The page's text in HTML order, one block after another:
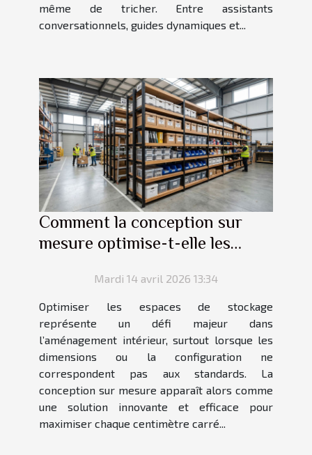
même de tricher. Entre assistants
conversationnels, guides dynamiques et...
Comment la conception sur
mesure optimise-t-elle les
Mardi 14 avril 2026 13:34
Optimiser les espaces de stockage
représente un défi majeur dans
l’aménagement intérieur, surtout lorsque les
dimensions ou la configuration ne
correspondent pas aux standards. La
conception sur mesure apparaît alors comme
une solution innovante et efficace pour
maximiser chaque centimètre carré...